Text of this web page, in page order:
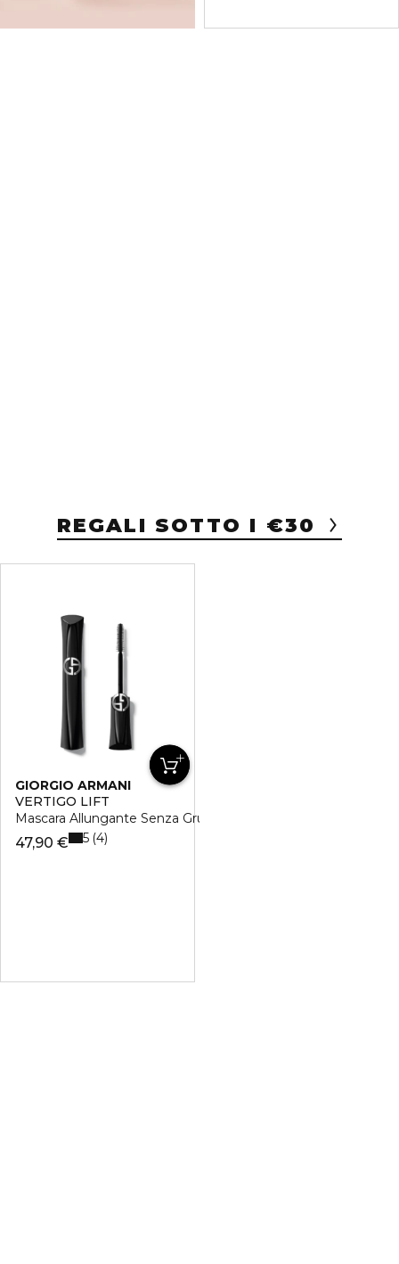
REGALI SOTTO I €30
GIORGIO ARMANI
VERTIGO LIFT
Mascara Allungante Senza Grumi e Definizione Scolpita
47,90 € 5 4